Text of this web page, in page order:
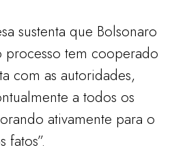
sustenta que Bolsonaro
tem cooperado
com as autoridades,
a todos os
ativamente para o
fatos”.